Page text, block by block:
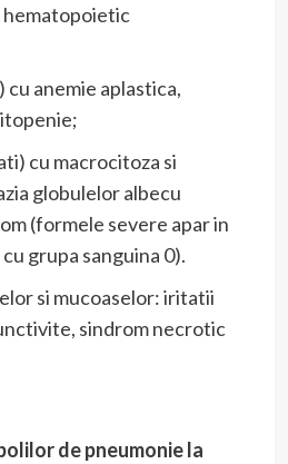
hematopoietic
cu anemie aplastica,
cu macrocitoza si
globulelor albecu
(formele severe apar in
grupa sanguina 0).
si mucoaselor: iritatii
sindrom necrotic
de pneumonie la